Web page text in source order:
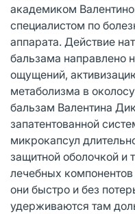
академиком
специалистом по
аппарата. Действие
бальзама направлено
ощущений,
метаболизма в
бальзам Валентина
запатентованной
микрокапсул
защитной оболочкой и
лечебных
они быстро и без
удерживаются там